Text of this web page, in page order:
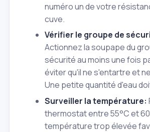
numéro un de votre
cuve.
Vérifier le groupe de
Actionnez la soupape du
sécurité au moins une fois
éviter qu'il ne s'entartre et
Une petite quantité d'eau
Surveiller la température:
thermostat entre 55°C et
température trop élevée